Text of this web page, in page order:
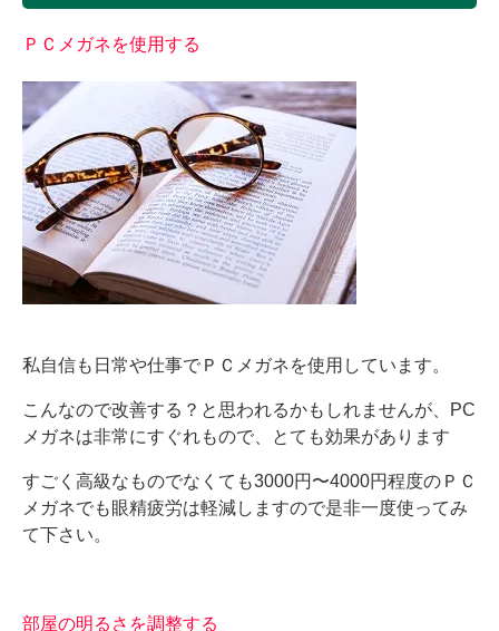
ＰＣメガネを使用する
私自信も日常や仕事でＰＣメガネを使用しています。
こんなので改善する？と思われるかもしれませんが、PC
メガネは非常にすぐれもので、とても効果があります
すごく高級なものでなくても3000円〜4000円程度のＰＣ
メガネでも眼精疲労は軽減しますので是非一度使ってみ
て下さい。
部屋の明るさを調整する